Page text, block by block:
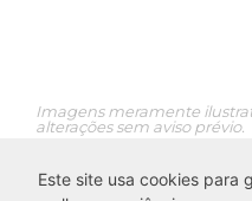
Este site usa cookies para
Imagens meramente
alterações sem aviso prévio.